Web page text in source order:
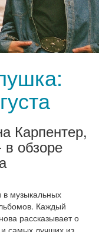
Карпентер,
в обзоре
музыкальных
Каждый
рассказывает о